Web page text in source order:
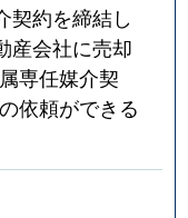
契約を締結し
産会社に売却
専任媒介契
依頼ができる